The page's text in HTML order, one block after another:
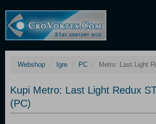
Webshop Igre PC Metro: Last Light
Kupi Metro: Last Light Redux
(PC)